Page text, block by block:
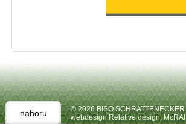
nahoru
© 2026 BISO SCHRATTENECKER
webdesign Relative design,McRAI